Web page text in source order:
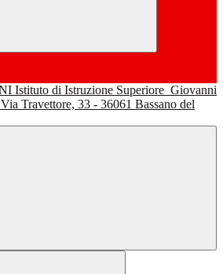
Istituto di Istruzione Superiore Giovanni
Via Travettore, 33 - 36061 Bassano del